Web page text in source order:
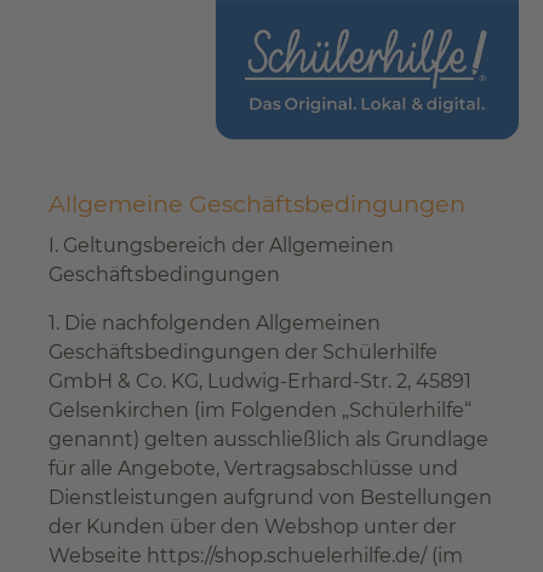
Allgemeine Geschäftsbedingungen
I. Geltungsbereich der Allgemeinen
Geschäftsbedingungen
1. Die nachfolgenden Allgemeinen
Geschäftsbedingungen der Schülerhilfe
GmbH & Co. KG, Ludwig-Erhard-Str. 2, 45891
Gelsenkirchen (im Folgenden „Schülerhilfe“
genannt) gelten ausschließlich als Grundlage
für alle Angebote, Vertragsabschlüsse und
Dienstleistungen aufgrund von Bestellungen
der Kunden über den Webshop unter der
Webseite https://shop.schuelerhilfe.de/ (im